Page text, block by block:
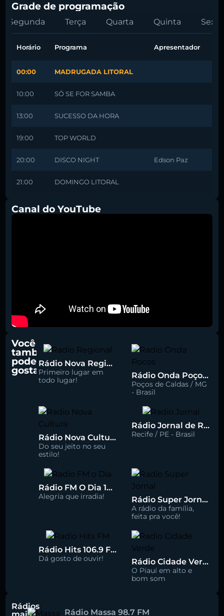
Grade de programação
Segunda Terça Quarta Quinta Sexta
Horário Programa Apresentador
00:00 MADRUGADA LITORAL
10:00 SÓ SE FOR SAMBA
13:00 SUCESSO DA HORA
19:00 TOP WORLD
20:00 DISCO NIGHT Edson Paz
21:00 DOMINGO LITORAL
Canal do YouTube
Você
também
pode
gostar
Rádio Nova Regional 91.5 FM
Primeiro lugar em
todo lugar!
Rádio Onda Poços 96.7 FM
Poços de Caldas / MG
- Brasil
Rádio Nova Cultura 93.1 FM
Do seu jeito no seu
estilo!
Rádio Jornal de Recife 90.3 FM
Recife / PE - Brasil
Rádio FM O Dia 100.5
Alegria que irradia! Rádio Super Jornal 105.7 FM
A rádio da família,
feita pra você!
Rádio Hits 106.9 FM
Dá gosto de ouvir! Rádio Cidade Verde 93.5 FM
O Piauí em alto e
bom som
Rádios
Rádio Massa 98.7 FM